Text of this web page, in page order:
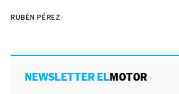
RUBÉN PÉREZ
NEWSLETTER ELMOTOR